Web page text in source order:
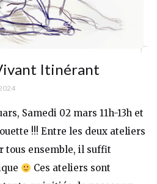
Itinérant
Samedi 02 mars 11h-13h et
!!! Entre les deux ateliers
tous ensemble, il suffit
Ces ateliers sont